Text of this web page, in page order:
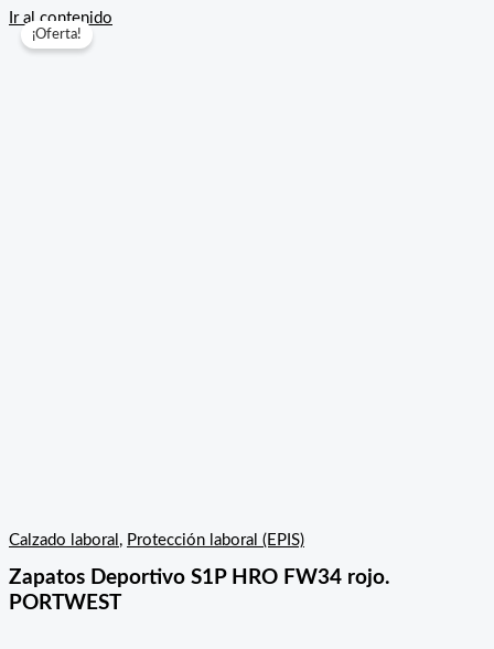
Ir al contenido
Calzado laboral , Protección laboral (EPIS)
Zapatos Deportivo S1P HRO FW34 rojo.
PORTWEST
¡Oferta!